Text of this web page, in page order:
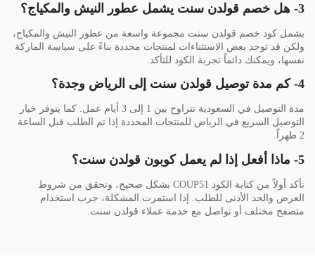
3- هل خصم قولدن سنت يشمل عطور النيش والمكياج؟
يشمل كود خصم قولدن سنت مجموعة واسعة من عطور النيش والمكياج،
ولكن قد توجد بعض الاستثناءات لمنتجات محددة بناءً على سياسة الماركة
نفسها، ويمكنك دائماً تجربة الكود للتأكد.
4- كم مدة توصيل قولدن سنت إلى الرياض وجدة؟
مدة التوصيل في السعودية تتراوح بين 1 إلى 3 أيام عمل. كما يتوفر خيار
التوصيل السريع في الرياض للمنتجات المحددة إذا تم الطلب قبل الساعة
2 ظهراً.
5- ماذا أفعل إذا لم يعمل كوبون قولدن سنت؟
تأكد أولاً من كتابة الكود COUP51 بشكل صحيح، وتحقق من شروط
العرض والحد الأدنى للطلب. إذا استمرت المشكلة، جرب استخدام
متصفح مختلف أو تواصل مع خدمة عملاء قولدن سنت.